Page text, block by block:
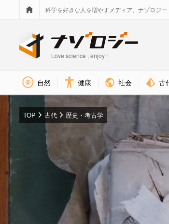
科学を好きな人を増やすメディア、ナゾロジ
Love science , enjoy !
自然 健康 社会 古
TOP 古代 歴史・考古学